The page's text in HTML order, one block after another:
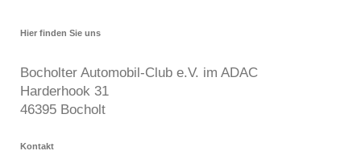
Hier finden Sie uns
Bocholter Automobil-Club e.V. im ADAC
Harderhook 31
46395 Bocholt
Kontakt